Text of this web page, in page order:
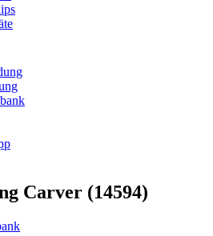
Carver (14594)